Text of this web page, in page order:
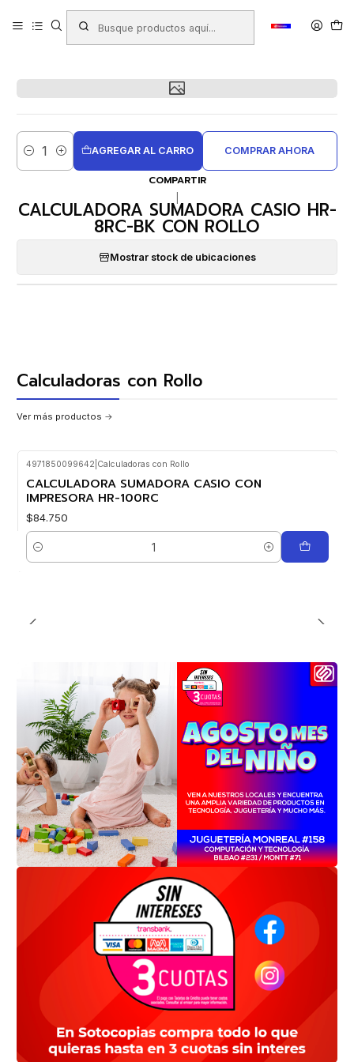
Productos ARTÍCULOS ELECTRÓNICOS Calculadoras
Calculadoras con Rollo
CALCULADORA SUMADORA CASIO HR-8RC-BK CON ROLLO
Cantidad
AGREGAR AL CARRO COMPRAR AHORA
COMPARTIR
CALCULADORA SUMADORA CASIO HR-
8RC-BK CON ROLLO
Mostrar stock de ubicaciones
Calculadoras con Rollo
Ver más productos
4971850099642 Calculadoras con Rollo
CALCULADORA SUMADORA CASIO CON
IMPRESORA HR-100RC
$84.750
Cantidad